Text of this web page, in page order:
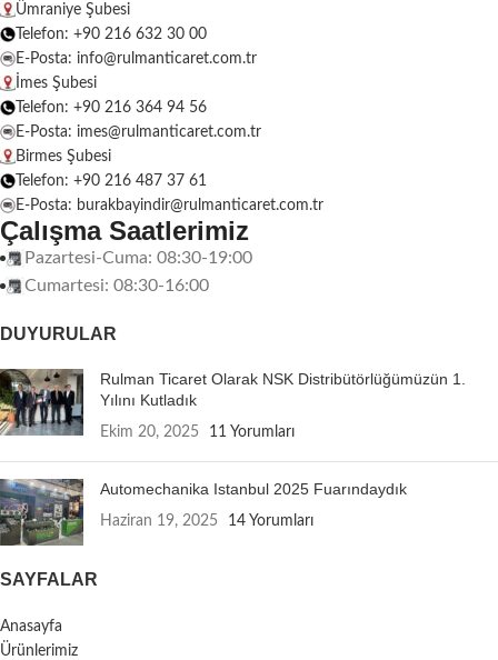
Ümraniye Şubesi
Telefon: +90 216 632 30 00
E-Posta: info@rulmanticaret.com.tr
İmes Şubesi
Telefon: +90 216 364 94 56
E-Posta: imes@rulmanticaret.com.tr
Birmes Şubesi
Telefon: +90 216 487 37 61
E-Posta: burakbayindir@rulmanticaret.com.tr
Çalışma Saatlerimiz
Pazartesi-Cuma: 08:30-19:00
Cumartesi: 08:30-16:00
DUYURULAR
Rulman Ticaret Olarak NSK Distribütörlüğümüzün 1.
Yılını Kutladık
Ekim 20, 2025 11 Yorumları
Automechanika Istanbul 2025 Fuarındaydık
Haziran 19, 2025 14 Yorumları
SAYFALAR
Anasayfa
Ürünlerimiz